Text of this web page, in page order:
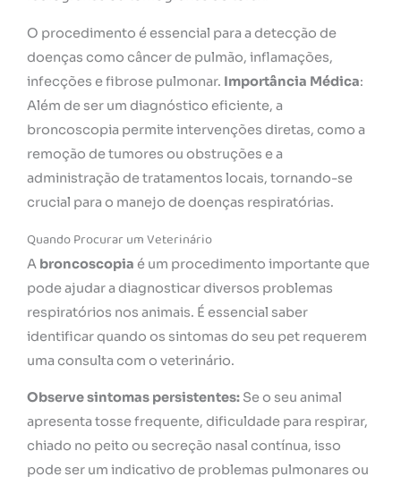
O procedimento é essencial para a detecção de
doenças como câncer de pulmão, inflamações,
infecções e fibrose pulmonar. Importância Médica:
Além de ser um diagnóstico eficiente, a
broncoscopia permite intervenções diretas, como a
remoção de tumores ou obstruções e a
administração de tratamentos locais, tornando-se
crucial para o manejo de doenças respiratórias.
Quando Procurar um Veterinário
A broncoscopia é um procedimento importante que
pode ajudar a diagnosticar diversos problemas
respiratórios nos animais. É essencial saber
identificar quando os sintomas do seu pet requerem
uma consulta com o veterinário.
Observe sintomas persistentes: Se o seu animal
apresenta tosse frequente, dificuldade para respirar,
chiado no peito ou secreção nasal contínua, isso
pode ser um indicativo de problemas pulmonares ou